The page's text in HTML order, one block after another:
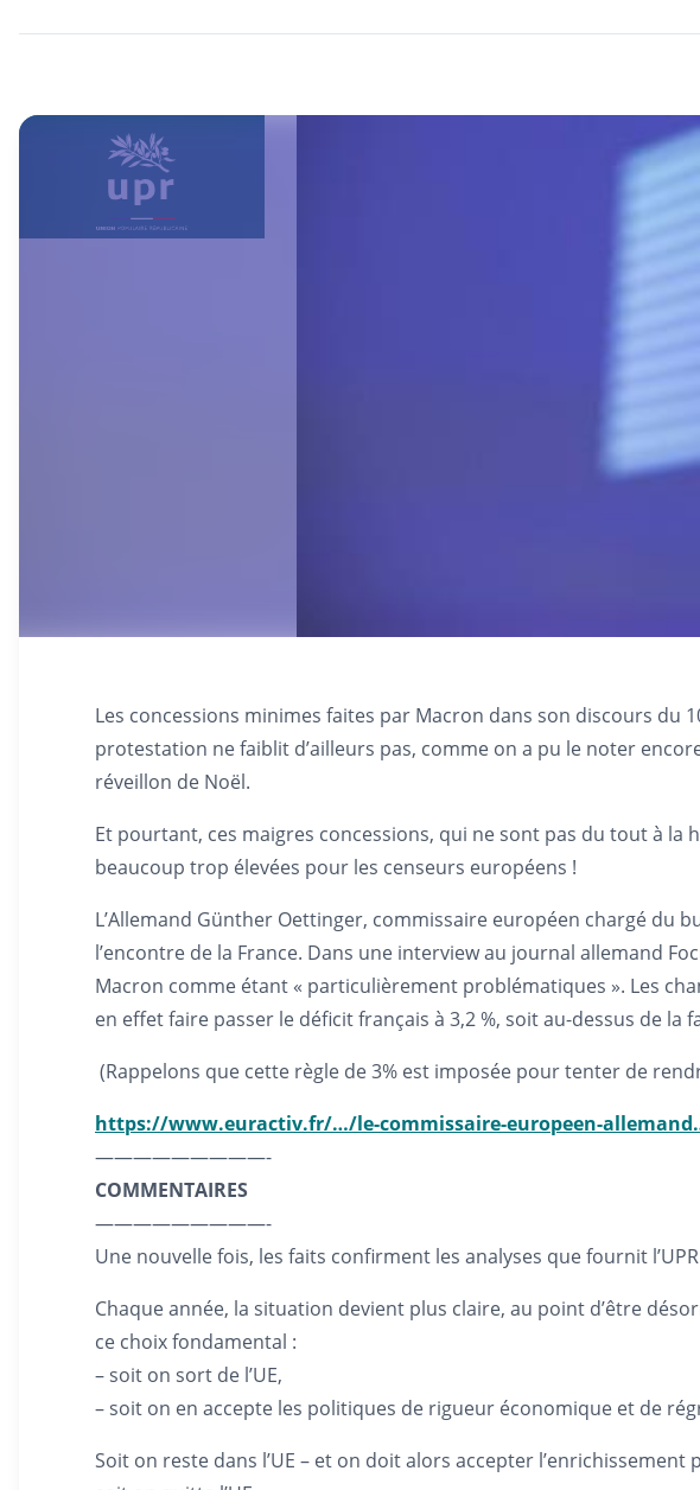
Les concessions minimes faites par Macron dans son discours
protestation ne faiblit d’ailleurs pas, comme on a pu le noter
réveillon de Noël.
Et pourtant, ces maigres concessions, qui ne sont pas du tout à la
beaucoup trop élevées pour les censeurs européens !
L’Allemand Günther Oettinger, commissaire européen chargé du
l’encontre de la France. Dans une interview au journal allemand
Macron comme étant « particulièrement problématiques ». Les
en effet faire passer le déficit français à 3,2 %, soit au-dessus de la
(Rappelons que cette règle de 3% est imposée pour tenter de
https://www.euractiv.fr/…/le-commissaire-europeen-
—————————-
COMMENTAIRES
—————————-
Une nouvelle fois, les faits confirment les analyses que fournit
Chaque année, la situation devient plus claire, au point d’être
ce choix fondamental :
– soit on sort de l’UE,
– soit on en accepte les politiques de rigueur économique et de
Soit on reste dans l’UE – et on doit alors accepter